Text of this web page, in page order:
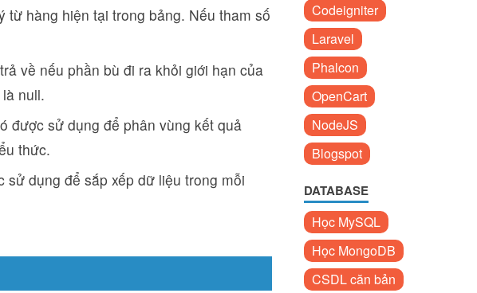
từ hàng hiện tại trong bảng. Nếu tham số
về nếu phần bù đi ra khỏi giới hạn của
null.
được sử dụng để phân vùng kết quả
thức.
sử dụng để sắp xếp dữ liệu trong mỗi
Codeigniter
Laravel
Phalcon
OpenCart
NodeJS
Blogspot
DATABASE
Học MySQL
Học MongoDB
CSDL căn bản